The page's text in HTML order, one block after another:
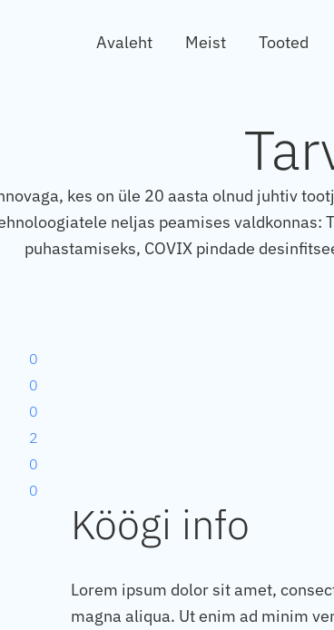
Avaleht Meist Tooted
kes on üle 20 aasta olnud juhtiv
neljas peamises valdkonnas:
puhastamiseks, COVIX pindade
0
0
0
2
0
0
Köögi info
Lorem ipsum dolor sit amet,
magna aliqua. Ut enim ad minim